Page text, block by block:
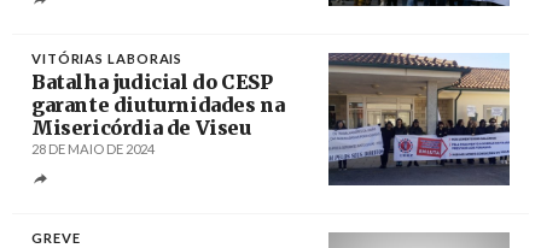
VITÓRIAS LABORAIS
Batalha judicial do CESP
garante diuturnidades na
Misericórdia de Viseu
28 DE MAIO DE 2024
GREVE